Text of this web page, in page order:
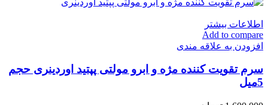
اطلاعات بیشتر
Add to compare
افزودن به علاقه مندی
سرم تقویت کننده مژه و ابرو مولتی پپتید اوردینری حجم
5میل